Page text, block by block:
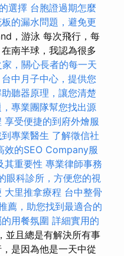
選擇 台胞證過期怎麼
的漏水問題，避免更
，游泳 每次飛行，每
南半球，我認為很多
，關心長者的每一天
台中月子中心，提供您
助聽器原理，讓您清楚
專業團隊幫您找出源
享受便捷的到府外燴服
專業醫生 了解徵信社
效的SEO Company服
其重要性 專業律師事務
眼科診所，方便您的視
大里推拿療程 台中整骨
薦，助您找到最適合的
用餐氛圍 詳細實用的
並且總是有解決所有事
是因為他是一天中從